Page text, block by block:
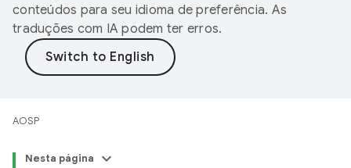
conteúdos para seu idioma de preferência. As
traduções com IA podem ter erros.
AOSP
Nesta página